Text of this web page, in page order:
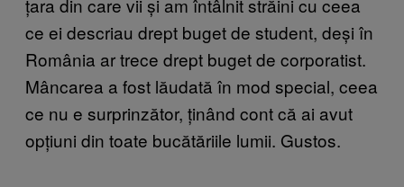
ce ei descriau drept buget de student, deși în
România ar trece drept buget de corporatist.
Mâncarea a fost lăudată în mod special, ceea
ce nu e surprinzător, ținând cont că ai avut
opțiuni din toate bucătăriile lumii. Gustos.